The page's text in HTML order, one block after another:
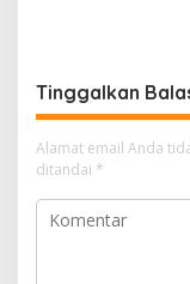
Tinggalkan
Alamat email Anda
ditandai *